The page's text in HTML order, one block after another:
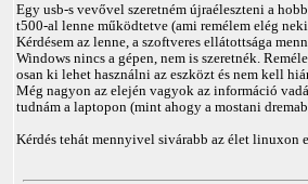
Egy usb-s vevővel szeretném újraéleszteni a
t500-al lenne működtetve (ami remélem elég
Kérdésem az lenne, a szoftveres ellátottsága
Windows nincs a gépen, nem is szeretnék.
osan ki lehet használni az eszközt és nem kell
Még nagyon az elején vagyok az információ
tudnám a laptopon (mint ahogy a mostani
Kérdés tehát mennyivel sivárabb az élet linuxon